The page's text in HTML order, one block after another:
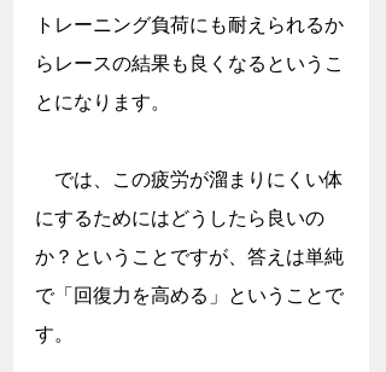
トレーニング負荷にも耐えられるか
らレースの結果も良くなるというこ
とになります。
では、この疲労が溜まりにくい体
にするためにはどうしたら良いの
か？ということですが、答えは単純
で「回復力を高める」ということで
す。